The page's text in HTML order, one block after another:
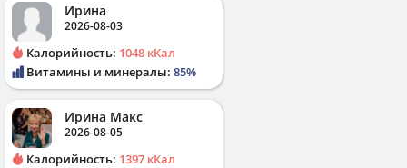
Ирина
2026-08-03
Калорийность: 1048 кКал
Витамины и минералы: 85%
Ирина Макс
2026-08-05
Калорийность: 1397 кКал